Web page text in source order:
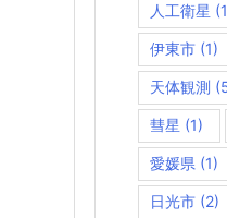
人工衛星
伊東市 (1)
天体観測
彗星 (1)
愛媛県 (1)
日光市 (2)